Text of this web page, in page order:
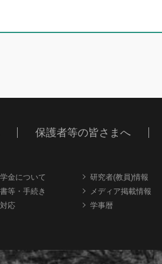
保護者等の皆さまへ
金について
等・手続き
応
研究者(教員)情報
メディア掲載情報
学事暦